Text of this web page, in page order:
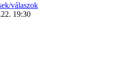
válaszok
19:30